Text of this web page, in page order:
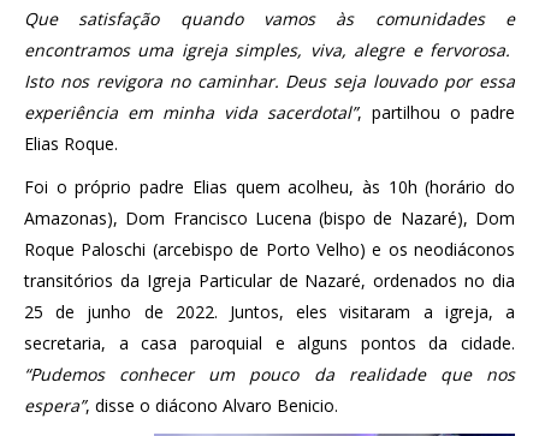
Que satisfação quando vamos às comunidades e
encontramos uma igreja simples, viva, alegre e fervorosa.
Isto nos revigora no caminhar. Deus seja louvado por essa
experiência em minha vida sacerdotal”, partilhou o padre
Elias Roque.
Foi o próprio padre Elias quem acolheu, às 10h (horário do
Amazonas), Dom Francisco Lucena (bispo de Nazaré), Dom
Roque Paloschi (arcebispo de Porto Velho) e os neodiáconos
transitórios da Igreja Particular de Nazaré, ordenados no dia
25 de junho de 2022. Juntos, eles visitaram a igreja, a
secretaria, a casa paroquial e alguns pontos da cidade.
“Pudemos conhecer um pouco da realidade que nos
espera”, disse o diácono Alvaro Benicio.